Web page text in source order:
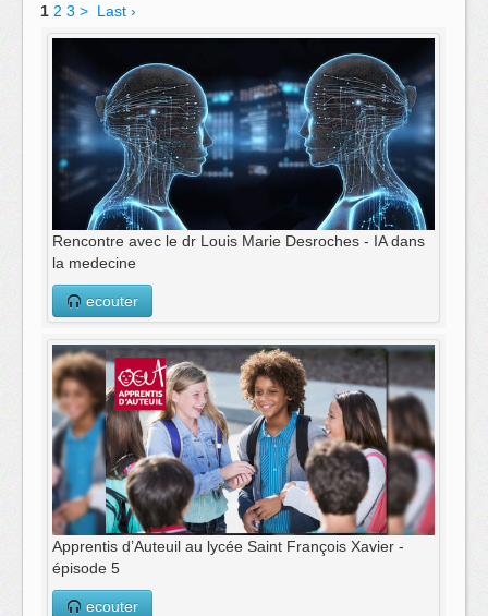
1 2 3 > Last ›
Rencontre avec le dr Louis Marie Desroches - IA dans
la medecine
ecouter
Apprentis d’Auteuil au lycée Saint François Xavier -
épisode 5
ecouter